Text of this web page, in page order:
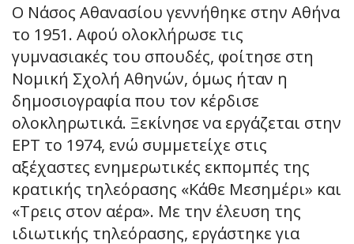
Ο Νάσος Αθανασίου γεννήθηκε στην Αθήνα
το 1951. Αφού ολοκλήρωσε τις
γυμνασιακές του σπουδές, φοίτησε στη
Νομική Σχολή Αθηνών, όμως ήταν η
δημοσιογραφία που τον κέρδισε
ολοκληρωτικά. Ξεκίνησε να εργάζεται στην
ΕΡΤ το 1974, ενώ συμμετείχε στις
αξέχαστες ενημερωτικές εκπομπές της
κρατικής τηλεόρασης «Κάθε Μεσημέρι» και
«Τρεις στον αέρα». Με την έλευση της
ιδιωτικής τηλεόρασης, εργάστηκε για